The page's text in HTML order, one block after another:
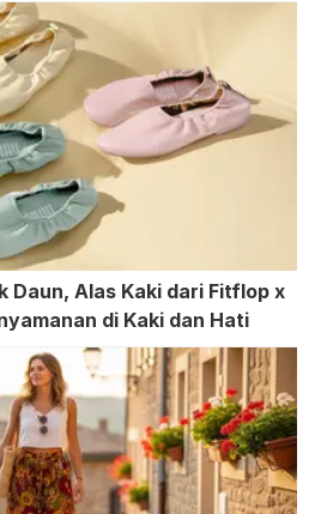
Daun, Alas Kaki dari Fitflop x
di Kaki dan Hati